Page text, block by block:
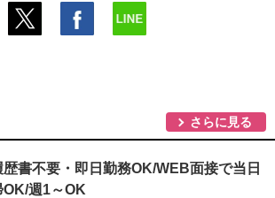
さらに見る
書不要・即日勤務OK/WEB面接で当日
OK/週1～OK